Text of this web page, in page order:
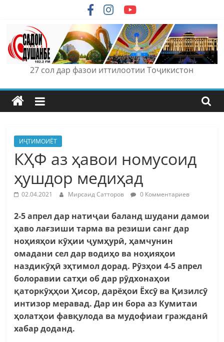
content
27 сол дар фазои иттилоотии Тоҷикистон
ИҶТИМОИЁТ
КҲФ аз ҳавои номусоид
ҳушдор медиҳад
02.04.2021 Мирсаид Сатторов 0 Комментариев
2-5 апрел дар натиҷаи баланд шудани дамои
ҳаво лағзиши тарма ва резиши санг дар
ноҳияҳои кӯҳии ҷумҳурӣ, ҳамчунин
омадани сел дар водиҳо ва ноҳияҳои
наздикӯҳӣ эҳтимол дорад. Рӯзҳои 4-5 апрел
болоравии сатҳи об дар рӯдхонаҳои
қаторкӯҳҳои Ҳисор, дарёҳои Ёхсӯ ва Қизилсӯ
интизор меравад. Дар ин бора аз Кумитаи
ҳолатҳои фавқулода ва мудофиаи гражданӣ
хабар доданд.